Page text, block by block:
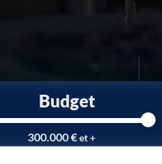
Budget
300.000 €et +